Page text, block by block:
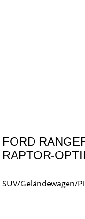
FORD
RAPTOR-
SUV/Geländewagen/